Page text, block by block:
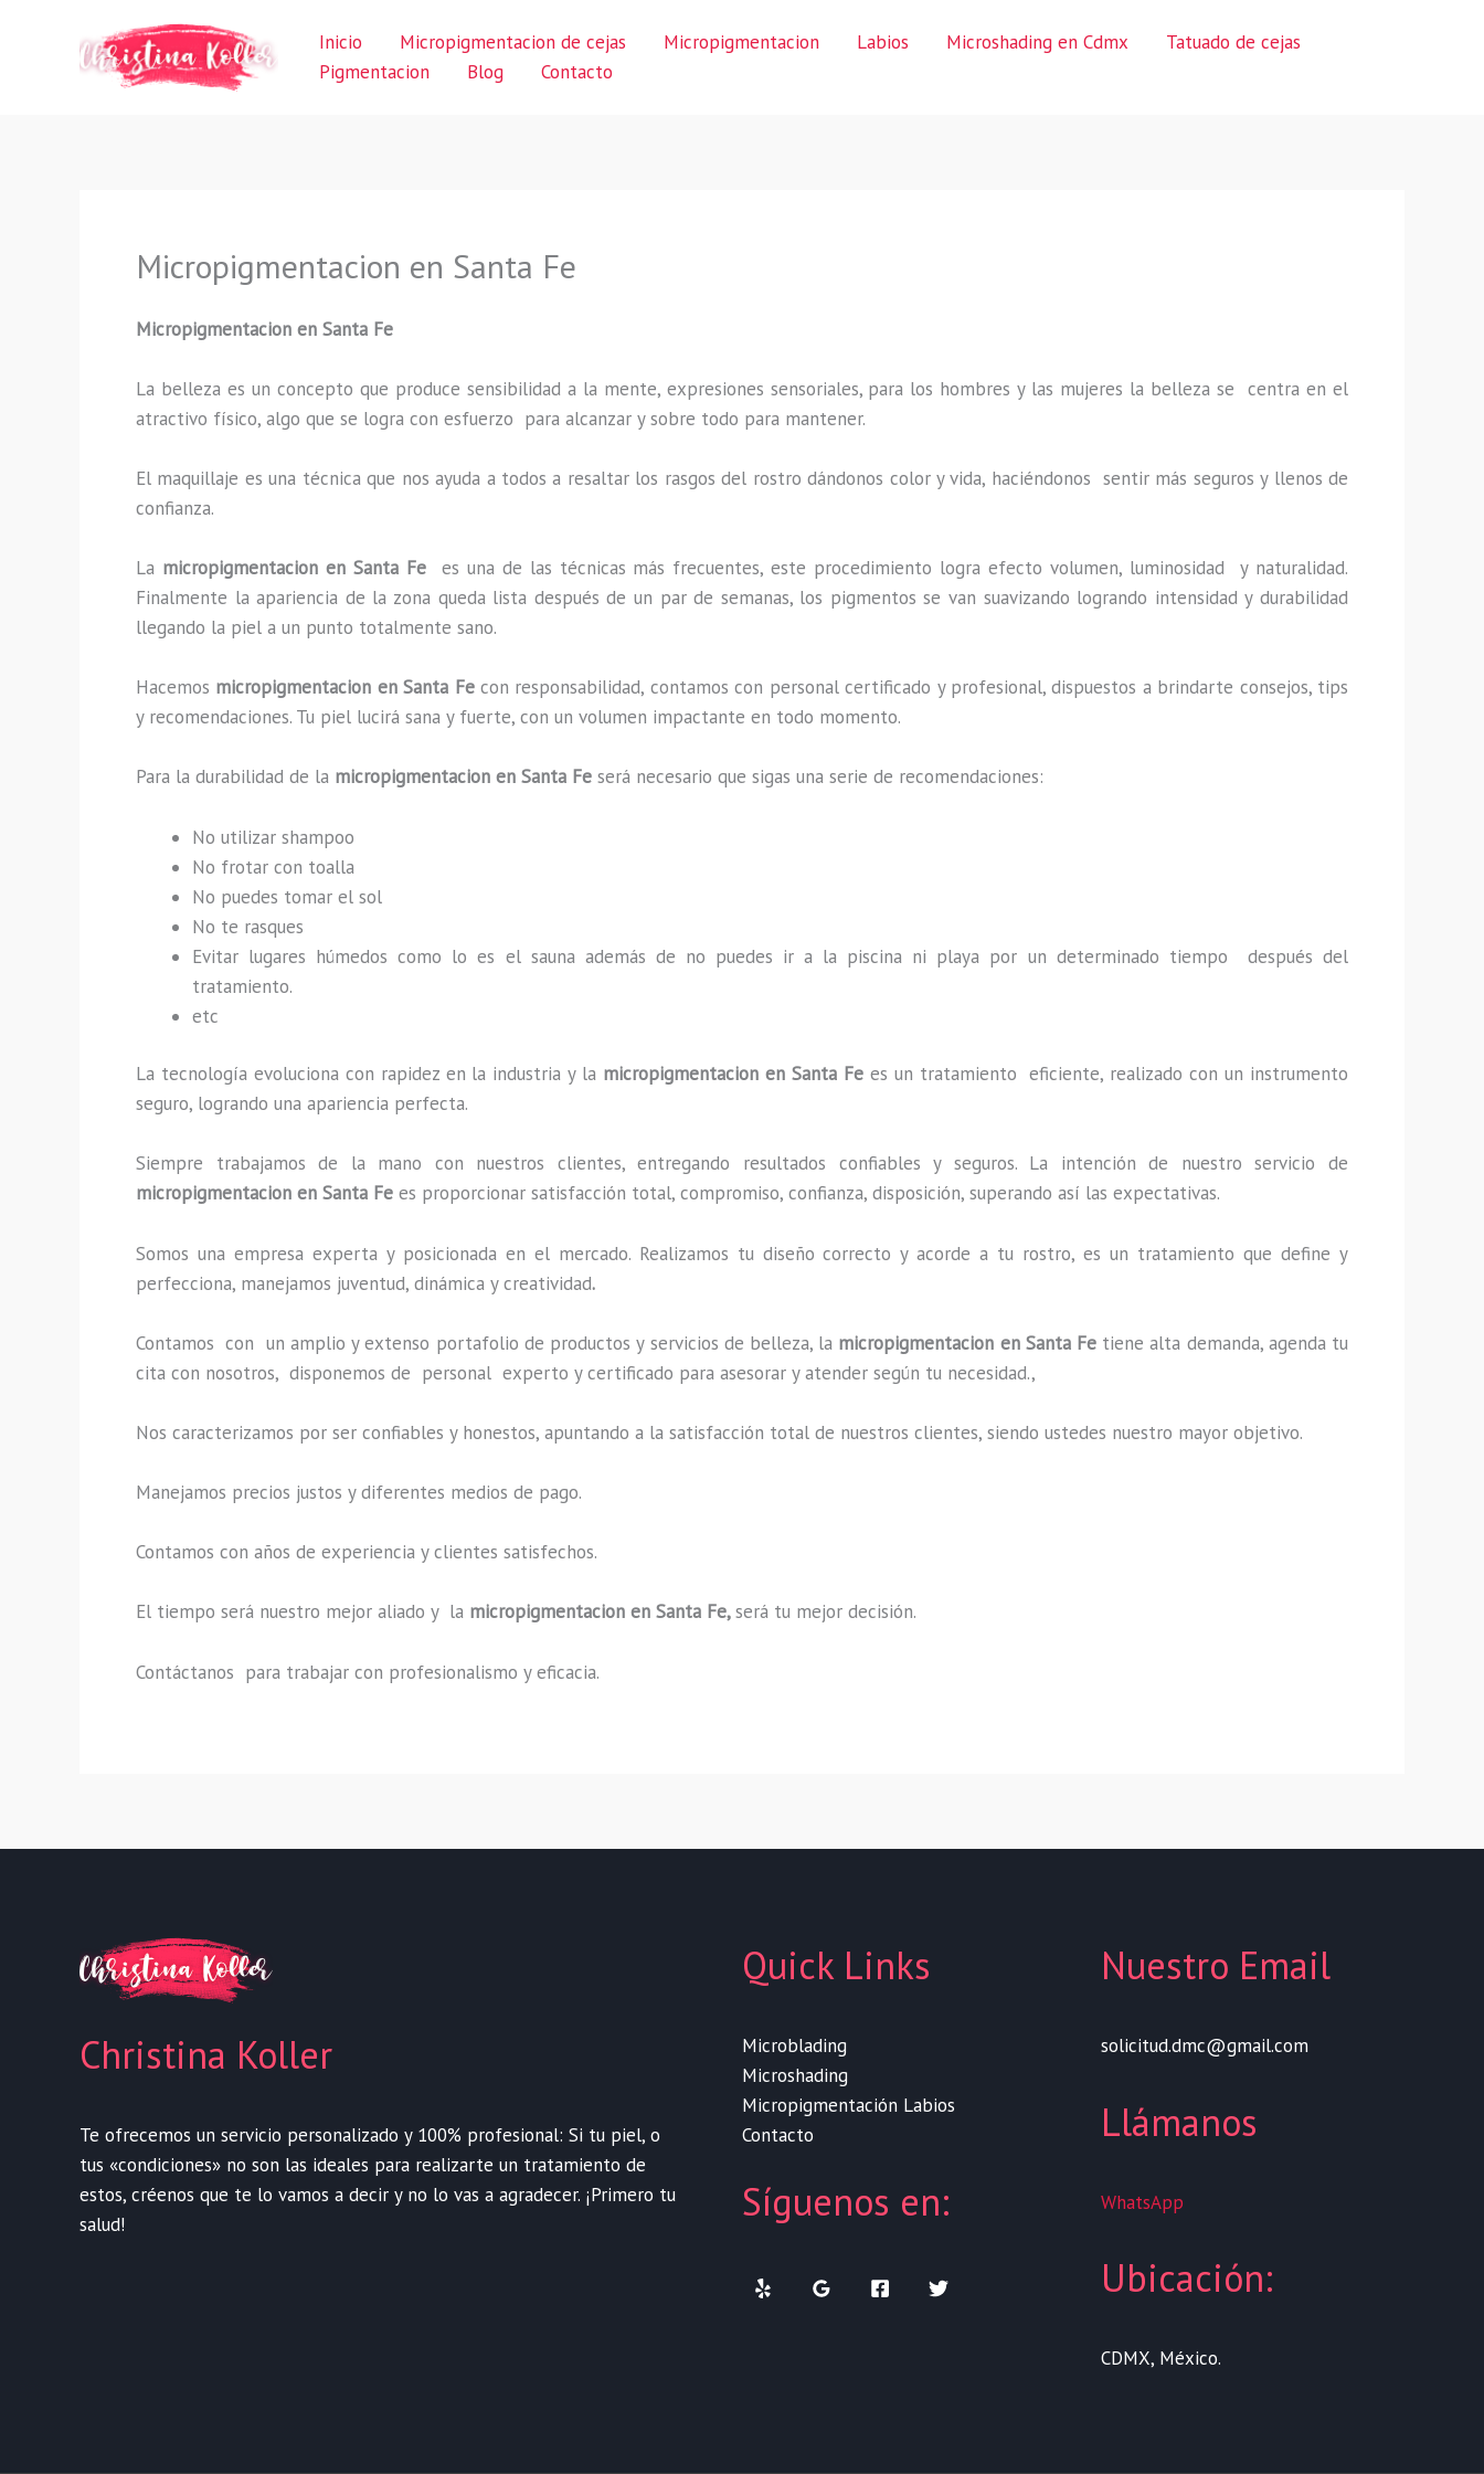
Inicio Micropigmentacion de cejas Micropigmentacion Labios Microshading en Cdmx
Tatuado de cejas
Pigmentacion
Blog Contacto
Micropigmentacion en Santa Fe
Micropigmentacion en Santa Fe
La belleza es un concepto que produce sensibilidad a la mente, expresiones sensoriales, para los hombres y las mujeres la belleza se centra en el
atractivo físico, algo que se logra con esfuerzo para alcanzar y sobre todo para mantener.
El maquillaje es una técnica que nos ayuda a todos a resaltar los rasgos del rostro dándonos color y vida, haciéndonos sentir más seguros y llenos de
confianza.
La micropigmentacion en Santa Fe es una de las técnicas más frecuentes, este procedimiento logra efecto volumen, luminosidad y naturalidad.
Finalmente la apariencia de la zona queda lista después de un par de semanas, los pigmentos se van suavizando logrando intensidad y durabilidad
llegando la piel a un punto totalmente sano.
Hacemos micropigmentacion en Santa Fecon responsabilidad, contamos con personal certificado y profesional, dispuestos a brindarte consejos, tips
y recomendaciones. Tu piel lucirá sana y fuerte, con un volumen impactante en todo momento.
Para la durabilidad de la micropigmentacion en Santa Fe será necesario que sigas una serie de recomendaciones:
No utilizar shampoo
No frotar con toalla
No puedes tomar el sol
No te rasques
Evitar lugares húmedos como lo es el sauna además de no puedes ir a la piscina ni playa por un determinado tiempo después del
tratamiento.
etc
La tecnología evoluciona con rapidez en la industria y la micropigmentacion en Santa Fees un tratamiento eficiente, realizado con un instrumento
seguro, logrando una apariencia perfecta.
Siempre trabajamos de la mano con nuestros clientes, entregando resultados confiables y seguros. La intención de nuestro servicio de
micropigmentacion en Santa Fe es proporcionar satisfacción total, compromiso, confianza, disposición, superando así las expectativas.
Somos una empresa experta y posicionada en el mercado. Realizamos tu diseño correcto y acorde a tu rostro, es un tratamiento que define y
perfecciona, manejamos juventud, dinámica y creatividad.
Contamos con un amplio y extenso portafolio de productos y servicios de belleza, la micropigmentacion en Santa Fetiene alta demanda, agenda tu
cita con nosotros, disponemos de personal experto y certificado para asesorar y atender según tu necesidad.,
Nos caracterizamos por ser confiables y honestos, apuntando a la satisfacción total de nuestros clientes, siendo ustedes nuestro mayor objetivo.
Manejamos precios justos y diferentes medios de pago.
Contamos con años de experiencia y clientes satisfechos.
El tiempo será nuestro mejor aliado y la micropigmentacion en Santa Fe,será tu mejor decisión.
Contáctanos para trabajar con profesionalismo y eficacia.
Christina Koller
Te ofrecemos un servicio personalizado y 100% profesional: Si tu piel, o
tus «condiciones» no son las ideales para realizarte un tratamiento de
estos, créenos que te lo vamos a decir y no lo vas a agradecer. ¡Primero tu
salud!
Quick Links
Microblading
Microshading
Micropigmentación Labios
Contacto
Síguenos en:
Nuestro Email
solicitud.dmc@gmail.com
Llámanos
WhatsApp
Ubicación:
CDMX, México.